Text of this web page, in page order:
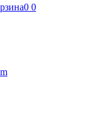
0 0